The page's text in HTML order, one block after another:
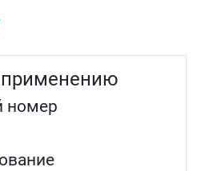
применению
номер